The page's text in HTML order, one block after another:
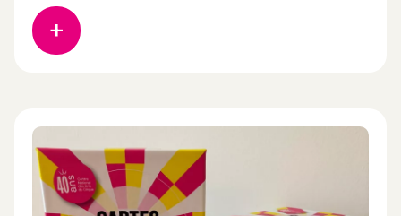
soutien à la création. 🏆 𝗣𝗿𝗶𝘅 𝗦𝗔𝗖𝗗 𝗖𝗶𝗿𝗾𝘂𝗲
𝟮𝟬𝟮𝟲 Jörg Müller (6e promotion du CNAC) reçoit
le Prix SACD